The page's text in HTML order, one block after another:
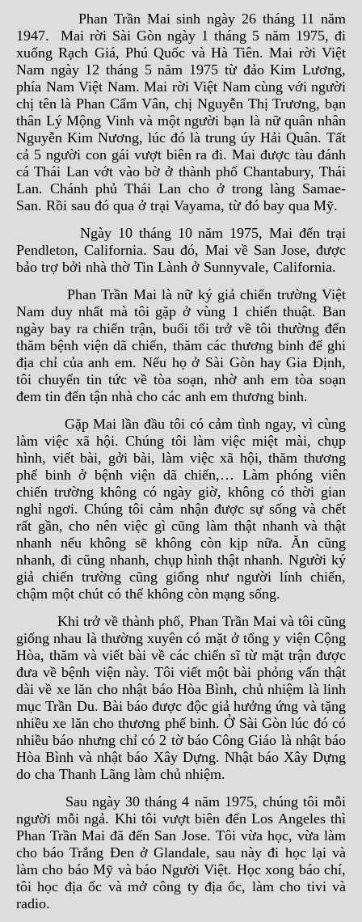
Phan Trần Mai sinh ngày 26 tháng 11 năm
1947. Mai rời Sài Gòn ngày 1 tháng 5 năm 1975, đi
xuống Rạch Giá, Phú Quốc và Hà Tiên. Mai rời Việt
Nam ngày 12 tháng 5 năm 1975 từ đảo Kim Lương,
phía Nam Việt Nam. Mai rời Việt Nam cùng với người
chị tên là Phan Cẩm Vân, chị Nguyễn Thị Trương, bạn
thân Lý Mộng Vinh và một người bạn là nữ quân nhân
Nguyễn Kim Nương, lúc đó là trung úy Hải Quân. Tất
cả 5 người con gái vượt biên ra đi. Mai được tàu đánh
cá Thái Lan vớt vào bờ ở thành phố Chantabury, Thái
Lan. Chánh phủ Thái Lan cho ở trong làng Samae-
San. Rồi sau đó qua ở trại Vayama, từ đó bay qua Mỹ.
Ngày 10 tháng 10 năm 1975, Mai đến trại
Pendleton, California. Sau đó, Mai về San Jose, được
bảo trợ bởi nhà thờ Tin Lành ở Sunnyvale, California.
Phan Trần Mai là nữ ký giả chiến trường Việt
Nam duy nhất mà tôi gặp ở vùng 1 chiến thuật. Ban
ngày bay ra chiến trận, buổi tối trở về tôi thường đến
thăm bệnh viện dã chiến, thăm các thương binh để ghi
địa chỉ của anh em. Nếu họ ở Sài Gòn hay Gia Định,
tôi chuyển tin tức về tòa soạn, nhờ anh em tòa soạn
đem tin đến tận nhà cho các anh em thương binh.
Gặp Mai lần đầu tôi có cảm tình ngay, vì cùng
làm việc xã hội. Chúng tôi làm việc miệt mài, chụp
hình, viết bài, gởi bài, làm việc xã hội, thăm thương
phế binh ở bệnh viện dã chiến,… Làm phóng viên
chiến trường không có ngày giờ, không có thời gian
nghỉ ngơi. Chúng tôi cảm nhận được sự sống và chết
rất gần, cho nên việc gì cũng làm thật nhanh và thật
nhanh nếu không sẽ không còn kịp nữa. Ăn cũng
nhanh, đi cũng nhanh, chụp hình thật nhanh. Người ký
giả chiến trường cũng giống như người lính chiến,
chậm một chút có thể không còn mạng sống.
Khi trở về thành phố, Phan Trần Mai và tôi cũng
giống nhau là thường xuyên có mặt ở tổng y viện Cộng
Hòa, thăm và viết bài về các chiến sĩ từ mặt trận được
đưa về bệnh viện này. Tôi viết một bài phỏng vấn thật
dài về xe lăn cho nhật báo Hòa Bình, chủ nhiệm là linh
mục Trần Du. Bài báo được độc giả hưởng ứng và tặng
nhiều xe lăn cho thương phế binh. Ở Sài Gòn lúc đó có
nhiều báo nhưng chỉ có 2 tờ báo Công Giáo là nhật báo
Hòa Bình và nhật báo Xây Dựng. Nhật báo Xây Dựng
do cha Thanh Lãng làm chủ nhiệm.
Sau ngày 30 tháng 4 năm 1975, chúng tôi mỗi
người mỗi ngả. Khi tôi vượt biên đến Los Angeles thì
Phan Trần Mai đã đến San Jose. Tôi vừa học, vừa làm
cho báo Trắng Đen ở Glandale, sau này đi học lại và
làm cho báo Mỹ và báo Người Việt. Học xong báo chí,
tôi học địa ốc và mở công ty địa ốc, làm cho tivi và
radio.